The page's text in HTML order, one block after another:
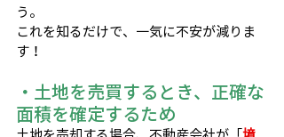
う。
これを知るだけで、一気に不安が減りま
す！
・土地を売買するとき、正確な
面積を確定するため